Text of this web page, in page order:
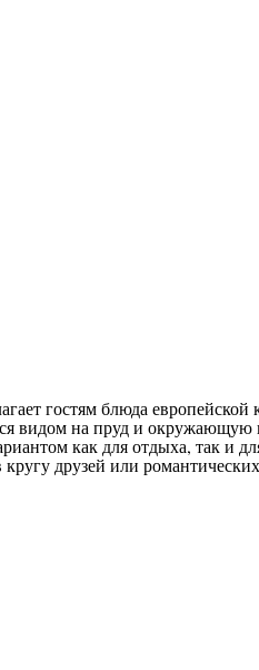
гостям блюда
видом на пруд и окружающую
как для отдыха, так и
друзей или